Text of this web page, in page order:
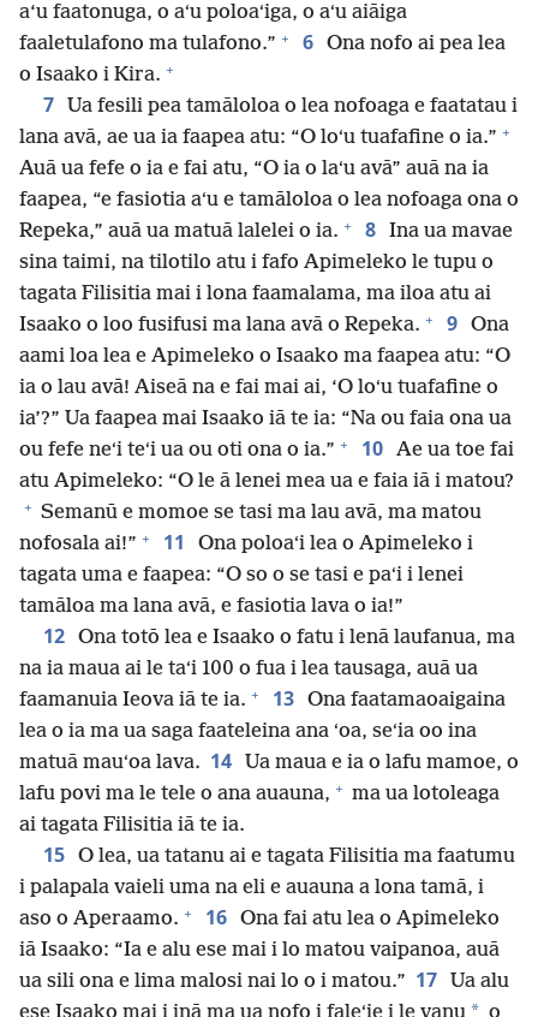
a‘u faatonuga, o aʻu poloaʻiga, o aʻu aiāiga
faaletulafono ma tulafono.” + 6 Ona nofo ai pea lea
o Isaako i Kira. +
7
Ua fesili pea tamāloloa o lea nofoaga e faatatau i
lana avā, ae ua ia faapea atu: “O loʻu tuafafine o ia.” +
Auā ua fefe o ia e fai atu, “O ia o laʻu avā” auā na ia
faapea, “e fasiotia aʻu e tamāloloa o lea nofoaga ona o
Repeka,” auā ua matuā lalelei o ia. + 8 Ina ua mavae
sina taimi, na tilotilo atu i fafo Apimeleko le tupu o
tagata Filisitia mai i lona faamalama, ma iloa atu ai
Isaako o loo fusifusi ma lana avā o Repeka. + 9 Ona
aami loa lea e Apimeleko o Isaako ma faapea atu: “O
ia o lau avā! Aiseā na e fai mai ai, ‘O loʻu tuafafine o
ia’?” Ua faapea mai Isaako iā te ia: “Na ou faia ona ua
ou fefe neʻi teʻi ua ou oti ona o ia.” + 10 Ae ua toe fai
atu Apimeleko: “O le ā lenei mea ua e faia iā i matou?
+ Semanū e momoe se tasi ma lau avā, ma matou
nofosala ai!” + 11
Ona poloaʻi lea o Apimeleko i
tagata uma e faapea: “O so o se tasi e paʻi i lenei
tamāloa ma lana avā, e fasiotia lava o ia!”
12 Ona totō lea e Isaako o fatu i lenā laufanua, ma
na ia maua ai le taʻi 100 o fua i lea tausaga, auā ua
faamanuia Ieova iā te ia. + 13 Ona faatamaoaigaina
lea o ia ma ua saga faateleina ana ʻoa, seʻia oo ina
matuā mauʻoa lava. 14
Ua maua e ia o lafu mamoe, o
lafu povi ma le tele o ana auauna, + ma ua lotoleaga
ai tagata Filisitia iā te ia.
15 O lea, ua tatanu ai e tagata Filisitia ma faatumu
i palapala vaieli uma na eli e auauna a lona tamā, i
aso o Aperaamo. + 16 Ona fai atu lea o Apimeleko
iā Isaako: “Ia e alu ese mai i lo matou vaipanoa, auā
ua sili ona e lima malosi nai lo o i matou.” 17
Ua alu